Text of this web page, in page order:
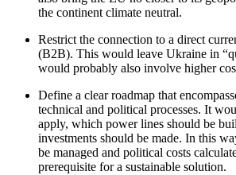
the con­tinent climate neutral.
Restrict the connection to a direct
(B2B). This would leave Ukraine in
would probably also involve higher
Define a clear roadmap that
technical and political pro­cesses. It
apply, which power lines should be
investments should be made. In this
be managed and political costs
prerequisite for a sustainable solution.